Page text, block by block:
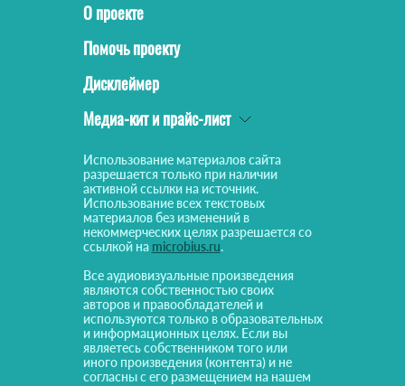
О проекте
Помочь проекту
Дисклеймер
Медиа-кит и прайс-лист
Использование материалов сайта
разрешается только при наличии
активной ссылки на источник.
Использование всех текстовых
материалов без изменений в
некоммерческих целях разрешается со
ссылкой на microbius.ru.
Все аудиовизуальные произведения
являются собственностью своих
авторов и правообладателей и
используются только в образовательных
и информационных целях. Если вы
являетесь собственником того или
иного произведения (контента) и не
согласны с его размещением на нашем